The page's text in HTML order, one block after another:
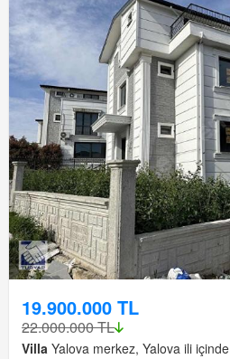
19.900.000 TL
22.000.000 TL
Villa Yalova merkez, Yalova ili içinde